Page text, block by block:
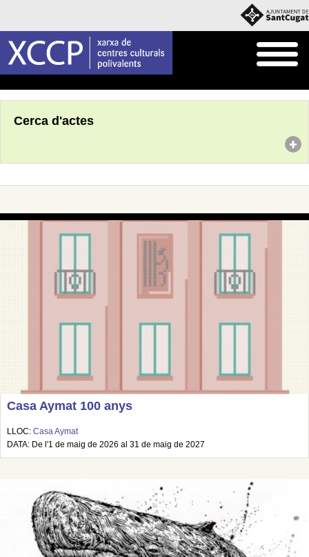
Cerca d'actes
Casa Aymat 100 anys
LLOC: Casa Aymat
DATA: De l'1 de maig de 2026 al 31 de maig de 2027